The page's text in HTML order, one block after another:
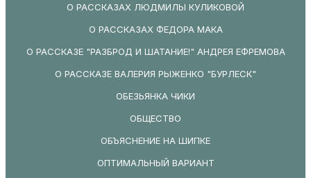
О РАССКАЗАХ ЛЮДМИЛЫ КУЛИКОВОЙ
О РАССКАЗАХ ФЕДОРА МАКА
О РАССКАЗЕ "РАЗБРОД И ШАТАНИЕ!" АНДРЕЯ ЕФРЕМОВА
О РАССКАЗЕ ВАЛЕРИЯ РЫЖЕНКО "БУРЛЕСК"
ОБЕЗЬЯНКА ЧИКИ
ОБЩЕСТВО
ОБЪЯСНЕНИЕ НА ШИПКЕ
ОПТИМАЛЬНЫЙ ВАРИАНТ